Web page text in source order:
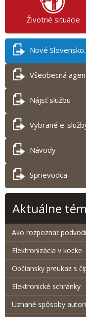
Životné situácie
Nové
Všeobecná
Nájsť službu
Vybrané e-
Návody
Sprievodca
Aktuálne
Ako rozpoznať
Elektronizácia v kocke
Občiansky preukaz s
Elektronické schránky
Uznané spôsoby